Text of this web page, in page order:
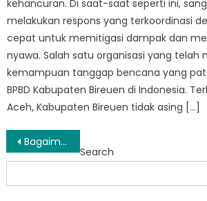
kehancuran. Di saat-saat seperti ini,
melakukan respons yang terkoordinasi
cepat untuk memitigasi dampak dan
nyawa. Salah satu organisasi yang telah
kemampuan tanggap bencana yang
BPBD Kabupaten Bireuen di Indonesia.
Aceh, Kabupaten Bireuen tidak asing […]
Post
navigation
Bagaimana BPBD Jeunieb Berdayakan Masyarakat Mitigasi Bencana Alam
Search